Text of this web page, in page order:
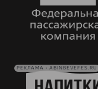
РЕКЛАМА • ABINBEVEFES.RU